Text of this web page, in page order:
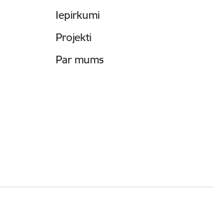
Iepirkumi
Projekti
Par mums